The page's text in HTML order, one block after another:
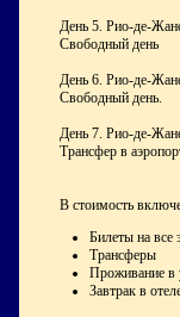
День 5. Рио-де-
Свободный день
День 6. Рио-де-
Свободный день.
День 7. Рио-де-
Трансфер в
В стоимость
Билеты на все
Трансферы
Проживание в
Завтрак в